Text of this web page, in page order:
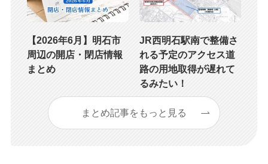
【2026年6月】明石市
周辺の開店・閉店情報
まとめ
JR西明石駅南で整備さ
れる予定のアクセス道
路の用地取得が遅れて
るみたい！
まとめ記事をもっと見る